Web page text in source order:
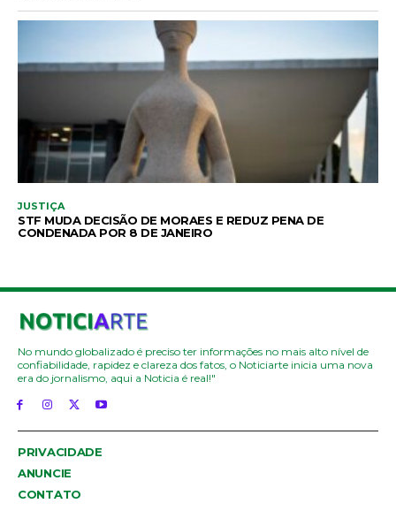
JUSTIÇA
STF MUDA DECISÃO DE MORAES E REDUZ PENA DE
CONDENADA POR 8 DE JANEIRO
No mundo globalizado é preciso ter informações no mais alto nível de
confiabilidade, rapidez e clareza dos fatos, o Noticiarte inicia uma nova
era do jornalismo, aqui a Noticia é real!"
PRIVACIDADE
ANUNCIE
CONTATO